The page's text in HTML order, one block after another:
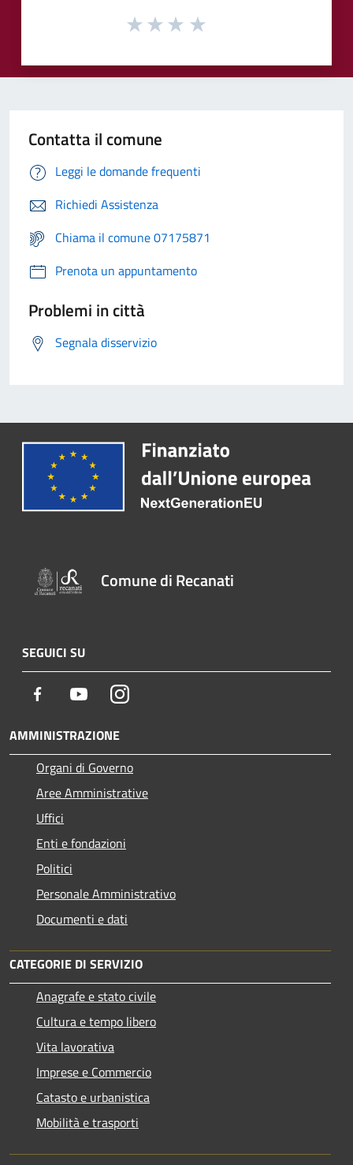
Contatta il comune
Leggi le domande frequenti
Richiedi Assistenza
Chiama il comune 07175871
Prenota un appuntamento
Problemi in città
Segnala disservizio
Comune di Recanati
SEGUICI SU
Facebook YoutubeInstagram
AMMINISTRAZIONE
Organi di Governo
Aree Amministrative
Uffici
Enti e fondazioni
Politici
Personale Amministrativo
Documenti e dati
CATEGORIE DI SERVIZIO
Anagrafe e stato civile
Cultura e tempo libero
Vita lavorativa
Imprese e Commercio
Catasto e urbanistica
Mobilità e trasporti